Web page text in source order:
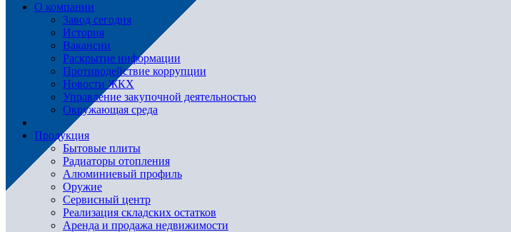
О компании
Завод сегодня
История
Вакансии
Раскрытие информации
Противодействие коррупции
Новости ЖКХ
Управление закупочной деятельностью
Окружающая среда
Продукция
Бытовые плиты
Радиаторы отопления
Алюминиевый профиль
Оружие
Сервисный центр
Реализация складских остатков
Аренда и продажа недвижимости